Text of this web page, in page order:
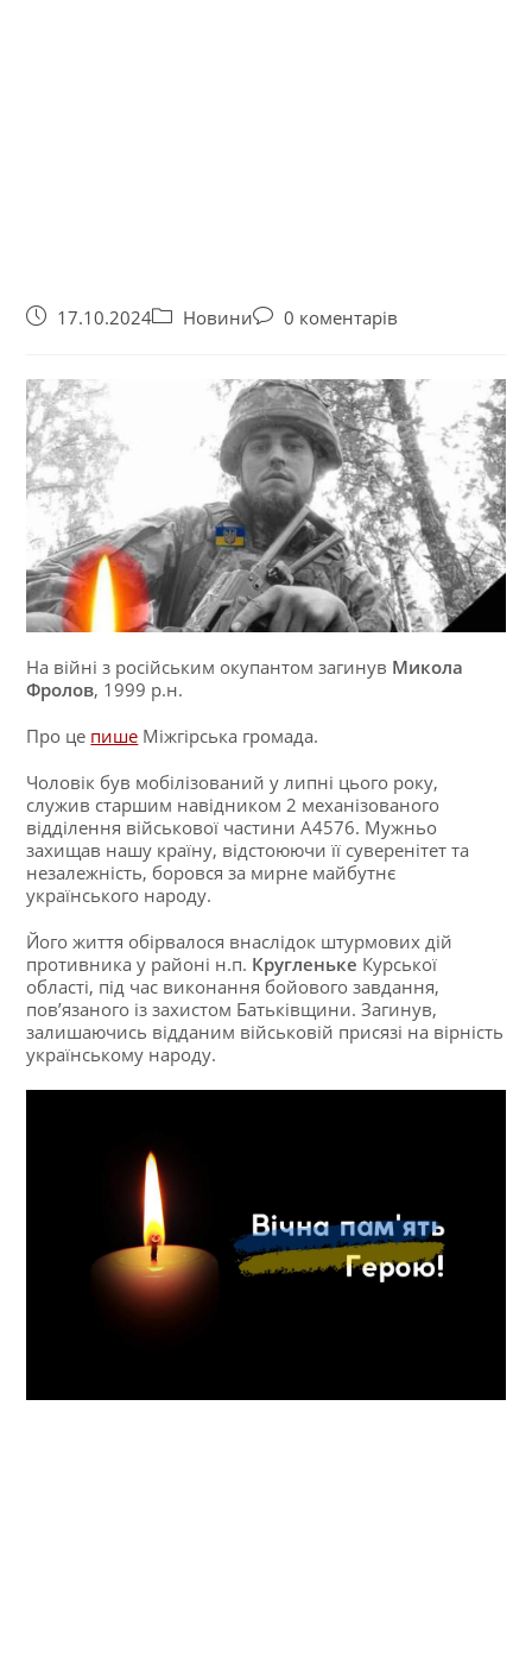
17.10.2024 Новини 0 коментарів
На війні з російським окупантом загинув Микола
Фролов, 1999 р.н.
Про це пише Міжгірська громада.
Чоловік був мобілізований у липні цього року,
служив старшим навідником 2 механізованого
відділення військової частини А4576. Мужньо
захищав нашу країну, відстоюючи її суверенітет та
незалежність, боровся за мирне майбутнє
українського народу.
Його життя обірвалося внаслідок штурмових дій
противника у районі н.п. Кругленьке Курської
області, під час виконання бойового завдання,
пов’язаного із захистом Батьківщини. Загинув,
залишаючись відданим військовій присязі на вірність
українському народу.